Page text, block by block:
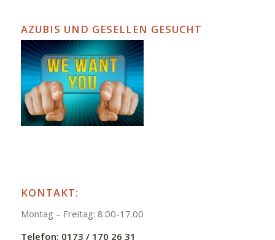
AZUBIS UND GESELLEN GESUCHT
KONTAKT:
Montag – Freitag: 8.00-17.00
Telefon: 0173 / 170 26 31